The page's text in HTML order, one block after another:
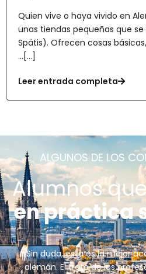
Quien vive o haya vivido en
unas tiendas pequeñas que se
Spätis). Ofrecen cosas
...[...]
Leer entrada completa
ALGUNOS DE LOS
Alumnos
en práctica
Sin duda, esta es la mejor
alemán. El trato de los